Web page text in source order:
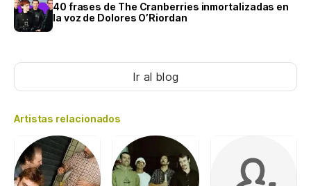
40 frases de The Cranberries inmortalizadas en
la voz de Dolores O’Riordan
Ir al blog
Artistas relacionados